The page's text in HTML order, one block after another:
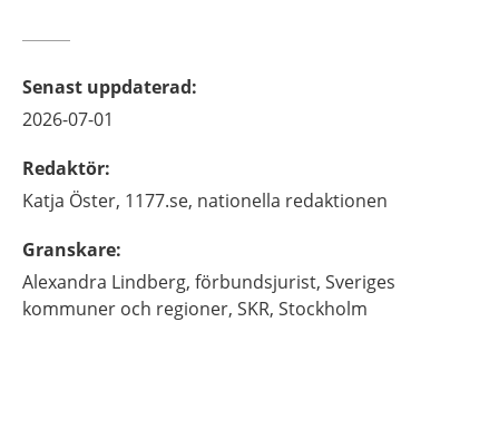
Senast uppdaterad:
2026-07-01
Redaktör:
Katja Öster, 1177.se, nationella redaktionen
Granskare:
Alexandra Lindberg, förbundsjurist, Sveriges
kommuner och regioner, SKR, Stockholm